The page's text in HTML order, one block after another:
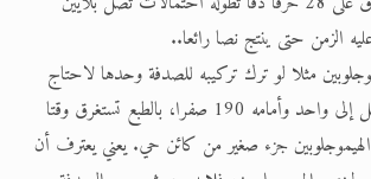
الزمن حتى ينتج نصا رائعا..
مثلا لو ترك تركيبه للصدفة وحدها لاحتاج
لعدد من المحاولات يصل إلى واحد وأمامه 190 صفرا، بالطبع تستغرق وقتا
جزء صغير من كائن حي. يعني يعترف أن